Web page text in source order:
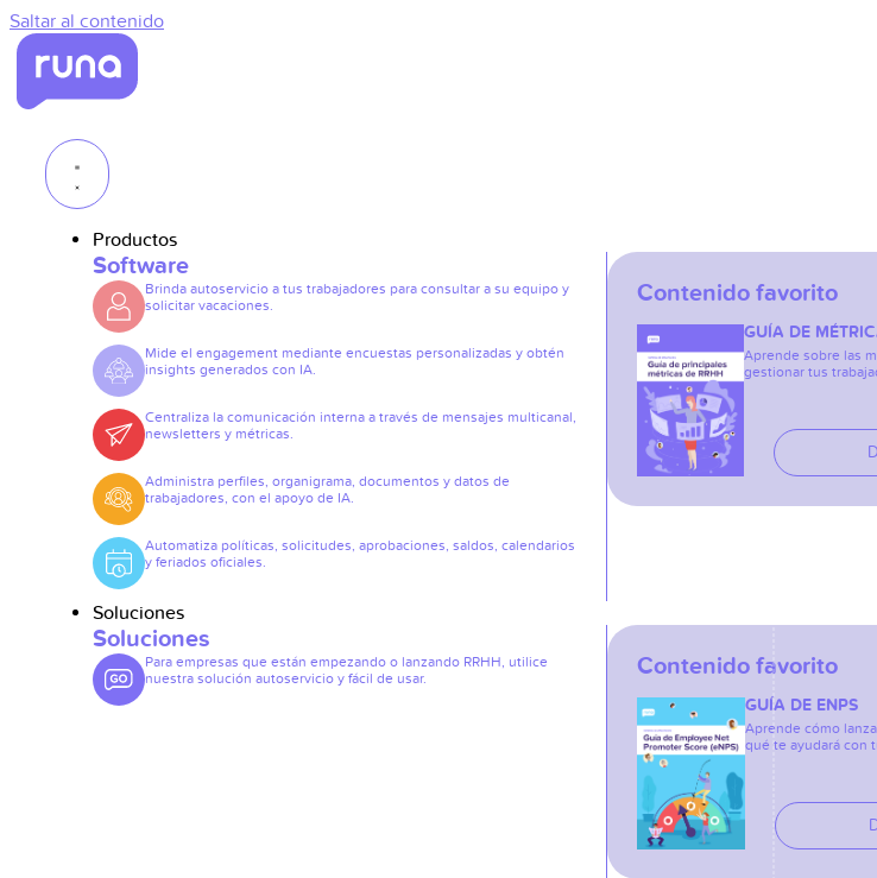
Saltar al contenido
Productos
Software
Brinda autoservicio a tus trabajadores para consultar a su equipo y
solicitar vacaciones.
Mide el engagement mediante encuestas personalizadas y obtén
insights generados con IA.
Centraliza la comunicación interna a través de mensajes multicanal,
newsletters y métricas.
Administra perfiles, organigrama, documentos y datos de
trabajadores, con el apoyo de IA.
Automatiza políticas, solicitudes, aprobaciones, saldos, calendarios
y feriados oficiales.
Contenido favorito
GUÍA DE
Aprende sobre las
gestionar tus
Soluciones
Soluciones
Para empresas que están empezando o lanzando RRHH, utilice
nuestra solución autoservicio y fácil de usar.
Contenido favorito
GUÍA DE ENPS
Aprende cómo
qué te ayudará con